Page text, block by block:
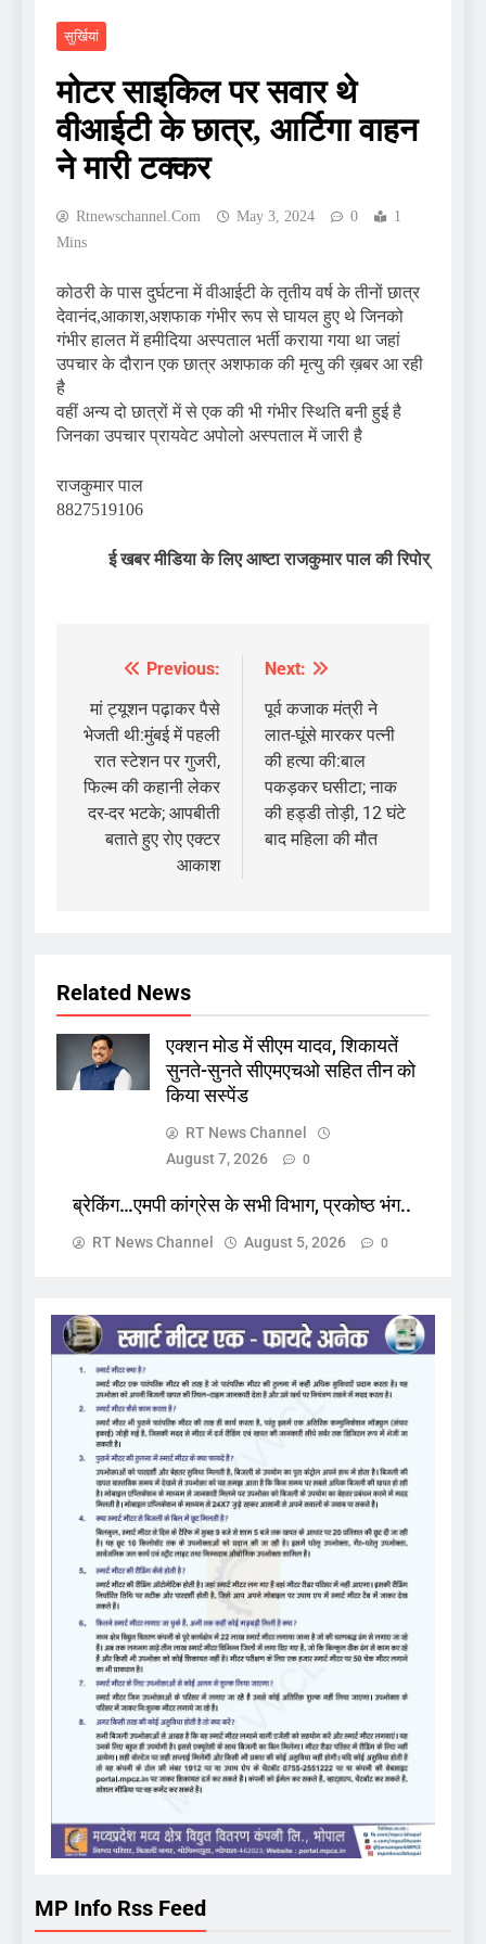
सुर्खियां
मोटर साइकिल पर सवार थे
वीआईटी के छात्र, आर्टिगा वाहन
ने मारी टक्कर
Rtnewschannel.com May 3, 2024 0
1
Mins
कोठरी के पास दुर्घटना में वीआईटी के तृतीय वर्ष के तीनों छात्र
देवानंद,आकाश,अशफाक गंभीर रूप से घायल हुए थे जिनको
गंभीर हालत में हमीदिया अस्पताल भर्ती कराया गया था जहां
उपचार के दौरान एक छात्र अशफाक की मृत्यु की ख़बर आ रही
है
वहीं अन्य दो छात्रों में से एक की भी गंभीर स्थिति बनी हुई है
जिनका उपचार प्रायवेट अपोलो अस्पताल में जारी है
राजकुमार पाल
8827519106
ई खबर मीडिया के लिए आष्टा राजकुमार पाल की रिपोर्
Post
navigation
Previous:
मां ट्यूशन पढ़ाकर पैसे
भेजती थी:मुंबई में पहली
रात स्टेशन पर गुजरी,
फिल्म की कहानी लेकर
दर-दर भटके; आपबीती
बताते हुए रोए एक्टर
आकाश
Next:
पूर्व कजाक मंत्री ने
लात-घूंसे मारकर पत्नी
की हत्या की:बाल
पकड़कर घसीटा; नाक
की हड्डी तोड़ी, 12 घंटे
बाद महिला की मौत
Related News
एक्शन मोड में सीएम यादव, शिकायतें
सुनते-सुनते सीएमएचओ सहित तीन को
किया सस्पेंड
RT News Channel
August 7, 2026
0
ब्रेकिंग…एमपी कांग्रेस के सभी विभाग, प्रकोष्ठ भंग..
RT News Channel August 5, 2026 0
MP Info Rss Feed